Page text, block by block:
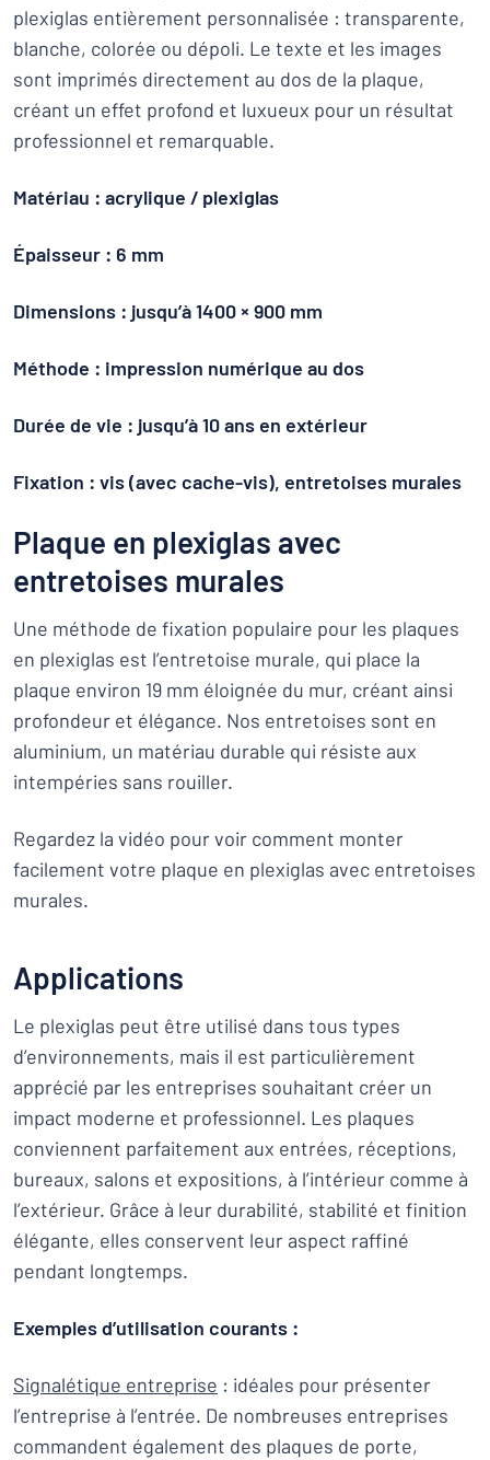
plexiglas entièrement personnalisée : transparente,
blanche, colorée ou dépoli. Le texte et les images
sont imprimés directement au dos de la plaque,
créant un effet profond et luxueux pour un résultat
professionnel et remarquable.
Matériau : acrylique / plexiglas
Épaisseur : 6 mm
Dimensions : jusqu’à 1400 × 900 mm
Méthode : impression numérique au dos
Durée de vie : jusqu’à 10 ans en extérieur
Fixation : vis (avec cache-vis), entretoises murales
Plaque en plexiglas avec
entretoises murales
Une méthode de fixation populaire pour les plaques
en plexiglas est l’entretoise murale, qui place la
plaque environ 19 mm éloignée du mur, créant ainsi
profondeur et élégance. Nos entretoises sont en
aluminium, un matériau durable qui résiste aux
intempéries sans rouiller.
Regardez la vidéo pour voir comment monter
facilement votre plaque en plexiglas avec entretoises
murales.
Applications
Le plexiglas peut être utilisé dans tous types
d’environnements, mais il est particulièrement
apprécié par les entreprises souhaitant créer un
impact moderne et professionnel. Les plaques
conviennent parfaitement aux entrées, réceptions,
bureaux, salons et expositions, à l’intérieur comme à
l’extérieur. Grâce à leur durabilité, stabilité et finition
élégante, elles conservent leur aspect raffiné
pendant longtemps.
Exemples d’utilisation courants :
Signalétique entreprise : idéales pour présenter
l’entreprise à l’entrée. De nombreuses entreprises
commandent également des plaques de porte,